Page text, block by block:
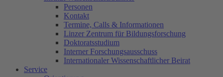
Personen
Kontakt
Termine, Calls & Informationen
Linzer Zentrum für Bildungsforschung
Doktoratsstudium
Interner Forschungsausschuss
Internationaler Wissenschaftlicher Beirat
Service